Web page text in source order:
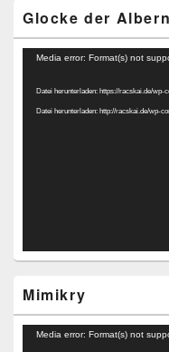
Glocke der
Video-
Media error: Format(s) not
Datei herunterladen: https://racskai.de/wp-
Datei herunterladen: http://racskai.de/wp-
Mimikry
Video-
Media error: Format(s) not